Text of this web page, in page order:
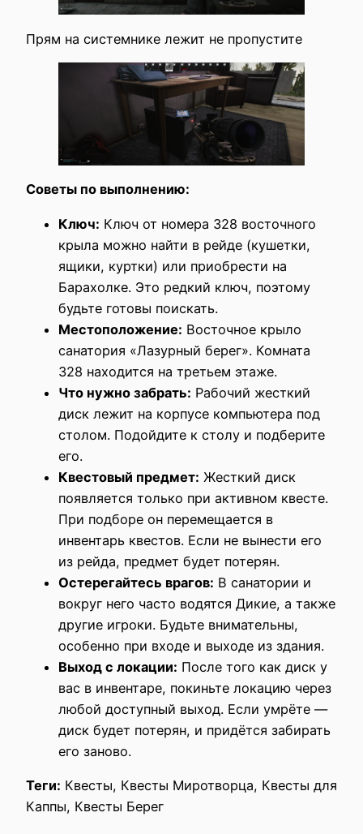
Прям на системнике лежит не пропустите
Советы по выполнению:
Ключ: Ключ от номера 328 восточного
крыла можно найти в рейде (кушетки,
ящики, куртки) или приобрести на
Барахолке. Это редкий ключ, поэтому
будьте готовы поискать.
Местоположение: Восточное крыло
санатория «Лазурный берег». Комната
328 находится на третьем этаже.
Что нужно забрать: Рабочий жесткий
диск лежит на корпусе компьютера под
столом. Подойдите к столу и подберите
его.
Квестовый предмет: Жесткий диск
появляется только при активном квесте.
При подборе он перемещается в
инвентарь квестов. Если не вынести его
из рейда, предмет будет потерян.
Остерегайтесь врагов: В санатории и
вокруг него часто водятся Дикие, а также
другие игроки. Будьте внимательны,
особенно при входе и выходе из здания.
Выход с локации: После того как диск у
вас в инвентаре, покиньте локацию через
любой доступный выход. Если умрёте —
диск будет потерян, и придётся забирать
его заново.
Теги: Квесты, Квесты Миротворца, Квесты для
Каппы, Квесты Берег